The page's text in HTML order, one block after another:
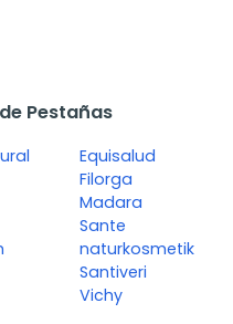
Pestañas
Equisalud
Filorga
Madara
Sante
naturkosmetik
Santiveri
Vichy